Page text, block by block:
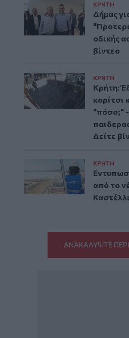
ΚΡΗΤΗ
Δήμας
οδικής
βίντεο
ΚΡΗΤΗ
Κρήτη:
κορίτσι
"πόσο;" -
Δείτε
ΚΡΗΤΗ
από το
ΑΝΑΚΑΛΥΨΤΕ